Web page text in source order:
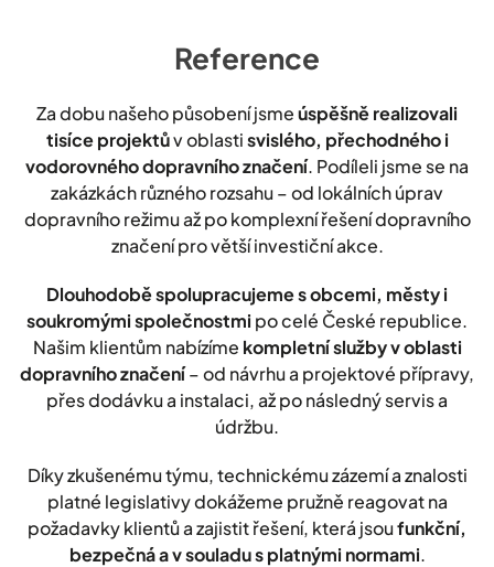
Reference
Za dobu našeho působení jsmeúspěšně realizovali
tisíce projektův oblastisvislého, přechodného i
vodorovného dopravního značení. Podíleli jsme se na
zakázkách různého rozsahu – od lokálních úprav
dopravního režimu až po komplexní řešení dopravního
značení pro větší investiční akce.
Dlouhodobě spolupracujeme s obcemi, městy i
soukromými společnostmi po celé České republice.
Našim klientům nabízíme kompletní služby v oblasti
dopravního značení– od návrhu a projektové přípravy,
přes dodávku a instalaci, až po následný servis a
údržbu.
Díky zkušenému týmu, technickému zázemí a znalosti
platné legislativy dokážeme pružně reagovat na
požadavky klientů a zajistit řešení, která jsoufunkční,
bezpečná a v souladu s platnými normami.